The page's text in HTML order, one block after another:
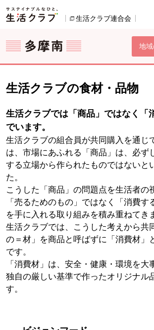
ページの先頭です。
生活クラブ連合会
地
ここからサイト内共通メニューです。
サイト内共通メニューをスキップする
サイト内共通メニューここまで。
生活クラブの食材・品物
生活クラブでは「商品」ではなく「
でいます。
生活クラブの組合員が共同購入を通じ
は、市場にあふれる「商品」は、必ず
する立場から作られたものではないと
た。
こうした「商品」の問題点を生活者の
「売るためのもの」ではなく「消費す
を手に入れる取り組みを積み重ねてき
生活クラブでは、こうした考えから共
の＝材」を商品と呼ばずに「消費材」
です。
「消費材」は、安全・健康・環境を大
独自の厳しい基準で作ったオリジナル
す。